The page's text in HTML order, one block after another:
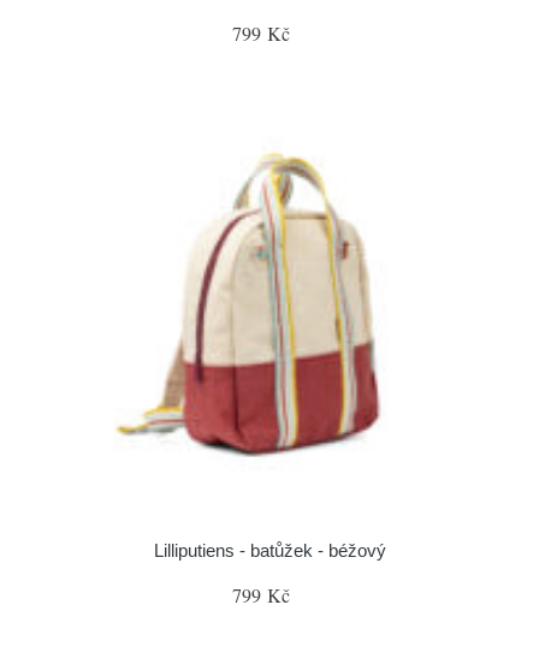
799 Kč
Lilliputiens - batůžek - béžový
799 Kč